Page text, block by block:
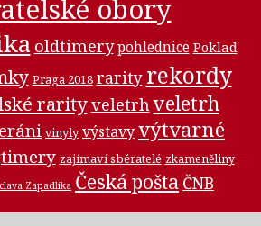
obory
oldtimery pohlednice Poklad
Praga 2018 rarity rekordy
rarityveletrhveletrh
vinyly výstavyvýtvarné
zajímaví sběratelé zkameněliny
Zapadlíka Česká pošta ČNB